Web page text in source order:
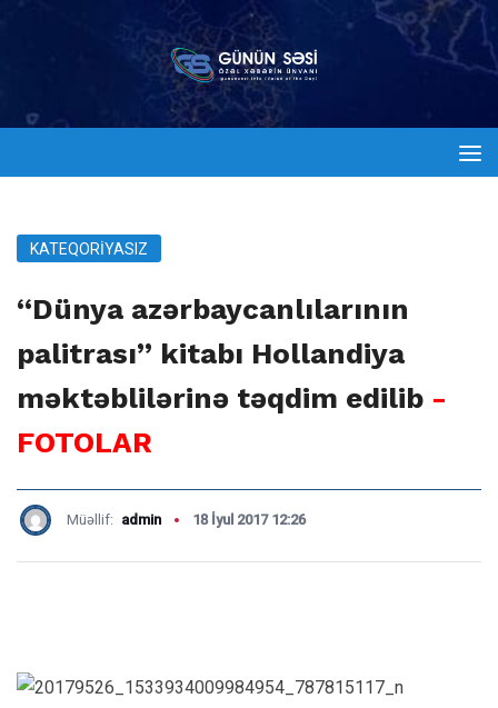
KATEQORIYASIZ
“Dünya azərbaycanlılarının
palitrası” kitabı Hollandiya
məktəblilərinə təqdim edilib -
FOTOLAR
Müəllif: admin 18 İyul 2017 12:26